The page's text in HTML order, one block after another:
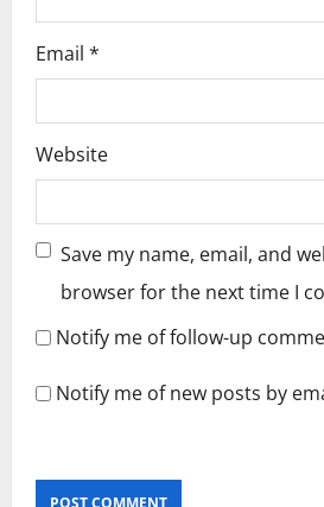
Email *
Website
Save my name, email, and
browser for the next time I
Notify me of follow-up
Notify me of new posts by